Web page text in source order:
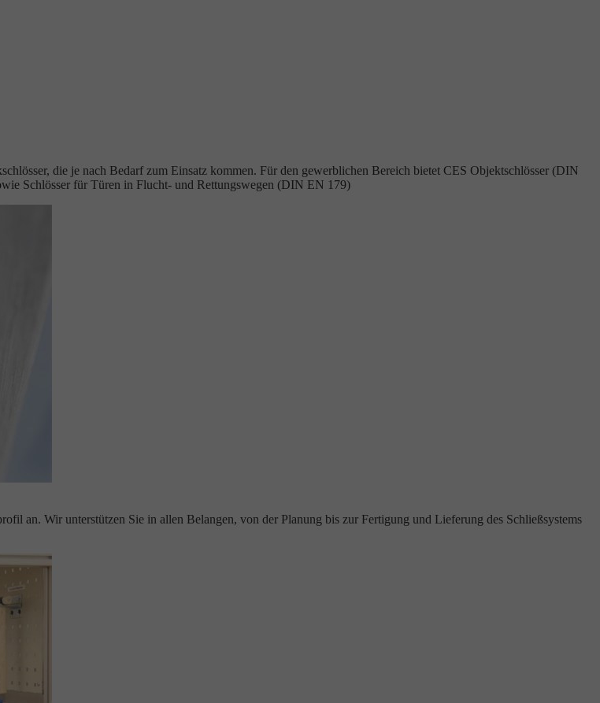
die je nach Bedarf zum Einsatz kommen. Für den gewerblichen Bereich bietet CES Objektschlösser (DIN
Schlösser für Türen in Flucht- und Rettungswegen (DIN EN 179)
an. Wir unterstützen Sie in allen Belangen, von der Planung bis zur Fertigung und Lieferung des Schließsystems